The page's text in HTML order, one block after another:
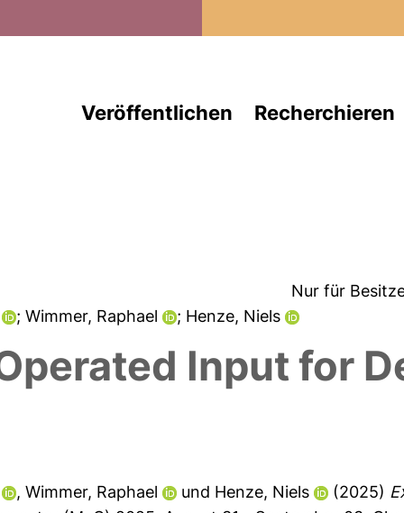
Veröffentlichen Recherchieren
Nur für
; Wimmer, Raphael ; Henze, Niels
Input for
,Wimmer, Raphael und Henze, Niels (2025)